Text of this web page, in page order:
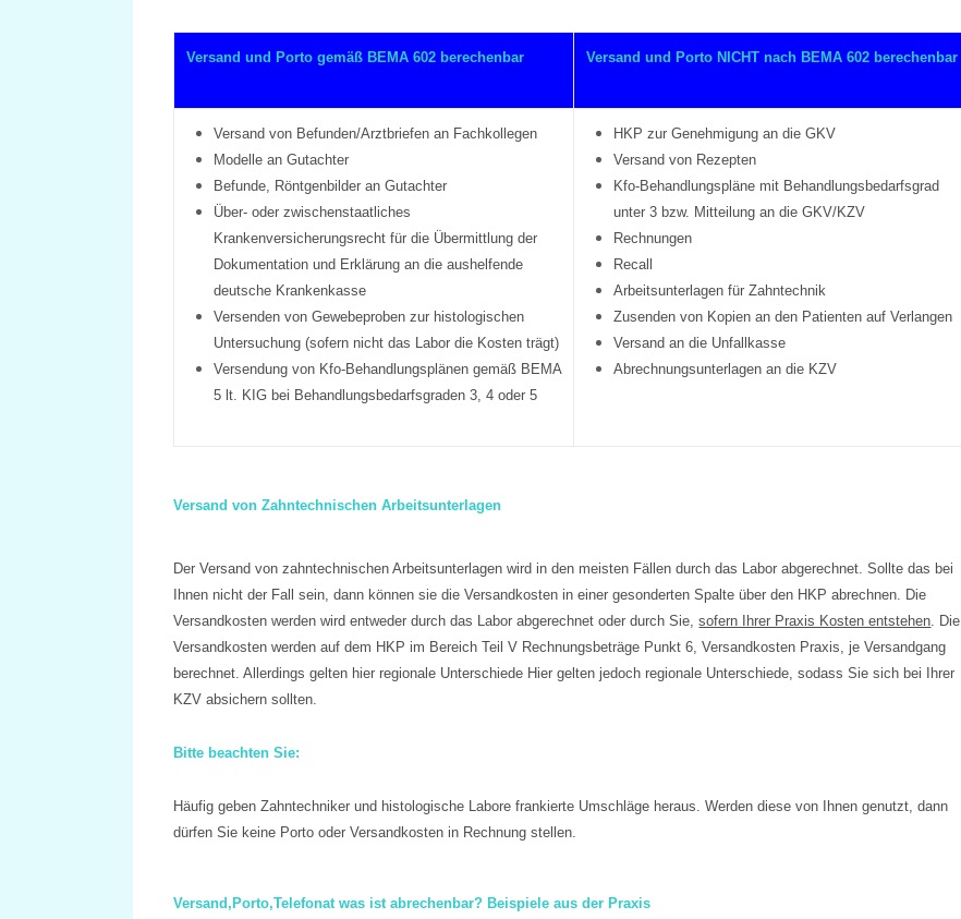
Versand und Porto gemäß BEMA 602 berechenbar Versand und Porto NICHT nach BEMA 602 berechenbar
Versand von Befunden/Arztbriefen an Fachkollegen
Modelle an Gutachter
Befunde, Röntgenbilder an Gutachter
Über- oder zwischenstaatliches
Krankenversicherungsrecht für die Übermittlung der
Dokumentation und Erklärung an die aushelfende
deutsche Krankenkasse
Versenden von Gewebeproben zur histologischen
Untersuchung (sofern nicht das Labor die Kosten trägt)
Versendung von Kfo-Behandlungsplänen gemäß BEMA
5 lt. KIG bei Behandlungsbedarfsgraden 3, 4 oder 5
HKP zur Genehmigung an die GKV
Versand von Rezepten
Kfo-Behandlungspläne mit Behandlungsbedarfsgrad
unter 3 bzw. Mitteilung an die GKV/KZV
Rechnungen
Recall
Arbeitsunterlagen für Zahntechnik
Zusenden von Kopien an den Patienten auf Verlangen
Versand an die Unfallkasse
Abrechnungsunterlagen an die KZV
Versand von Zahntechnischen Arbeitsunterlagen
Der Versand von zahntechnischen Arbeitsunterlagen wird in den meisten Fällen durch das Labor abgerechnet. Sollte das bei
Ihnen nicht der Fall sein, dann können sie die Versandkosten in einer gesonderten Spalte über den HKP abrechnen. Die
Versandkosten werden wird entweder durch das Labor abgerechnet oder durch Sie,sofern Ihrer Praxis Kosten entstehen . Die
Versandkosten werden auf dem HKP im Bereich Teil V Rechnungsbeträge Punkt 6, Versandkosten Praxis, je Versandgang
berechnet. Allerdings gelten hier regionale Unterschiede Hier gelten jedoch regionale Unterschiede, sodass Sie sich bei Ihrer
KZV absichern sollten.
Bitte beachten Sie:
Häufig geben Zahntechniker und histologische Labore frankierte Umschläge heraus. Werden diese von Ihnen genutzt, dann
dürfen Sie keine Porto oder Versandkosten in Rechnung stellen.
Versand,Porto,Telefonat was ist abrechenbar? Beispiele aus der Praxis